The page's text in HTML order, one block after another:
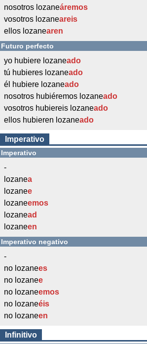
nosotros lozaneáremos
vosotros lozaneareis
ellos lozanearen
Futuro perfecto
yo hubiere lozaneado
tú hubieres lozaneado
él hubiere lozaneado
nosotros hubiéremos lozaneado
vosotros hubiereis lozaneado
ellos hubieren lozaneado
Imperativo
Imperativo
-
lozanea
lozanee
lozaneemos
lozanead
lozaneen
Imperativo negativo
-
no lozanees
no lozanee
no lozaneemos
no lozaneéis
no lozaneen
Infinitivo